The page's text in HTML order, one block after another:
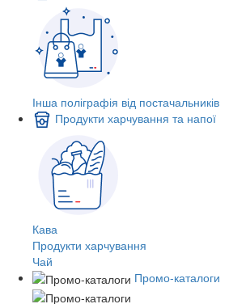
Інша поліграфія від постачальників
Продукти харчування та напої
Кава
Продукти харчування
Чай
Промо-каталоги